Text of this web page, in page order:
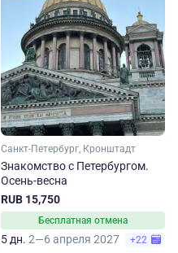
Санкт-Петербург, Кронштадт
Знакомство с Петербургом.
Осень-весна
RUB 15,750
Бесплатная отмена
5 дн. 2—6 апреля 2027 +22